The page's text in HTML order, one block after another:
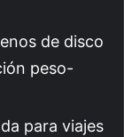
de disco
peso-
para viajes